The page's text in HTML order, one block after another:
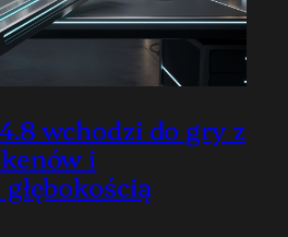
wchodzi do gry z
i